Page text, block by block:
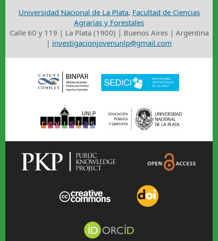
Universidad Nacional de La Plata, Facultad de Ciencias
Agrarias y Forestales
Calle 60 y 119 | La Plata (1900) | Buenos Aires | Argentina
| investigacionjovenunlp@gmail.com